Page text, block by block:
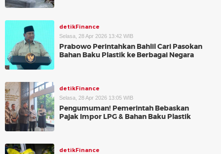
detikFinance
Selasa, 28 Apr 2026 13:42 WIB
Prabowo Perintahkan Bahlil Cari Pasokan
Bahan Baku Plastik ke Berbagai Negara
detikFinance
Selasa, 28 Apr 2026 13:05 WIB
Pengumuman! Pemerintah Bebaskan
Pajak Impor LPG & Bahan Baku Plastik
detikFinance